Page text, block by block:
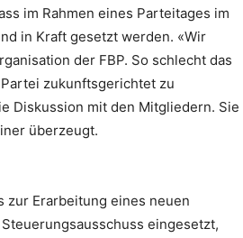
im Rahmen eines Parteitages im
in Kraft gesetzt werden. «Wir
der FBP. So schlecht das
zukunftsgerichtet zu
Diskussion mit den Mitgliedern. Sie
überzeugt.
zur Erarbeitung eines neuen
eingesetzt,